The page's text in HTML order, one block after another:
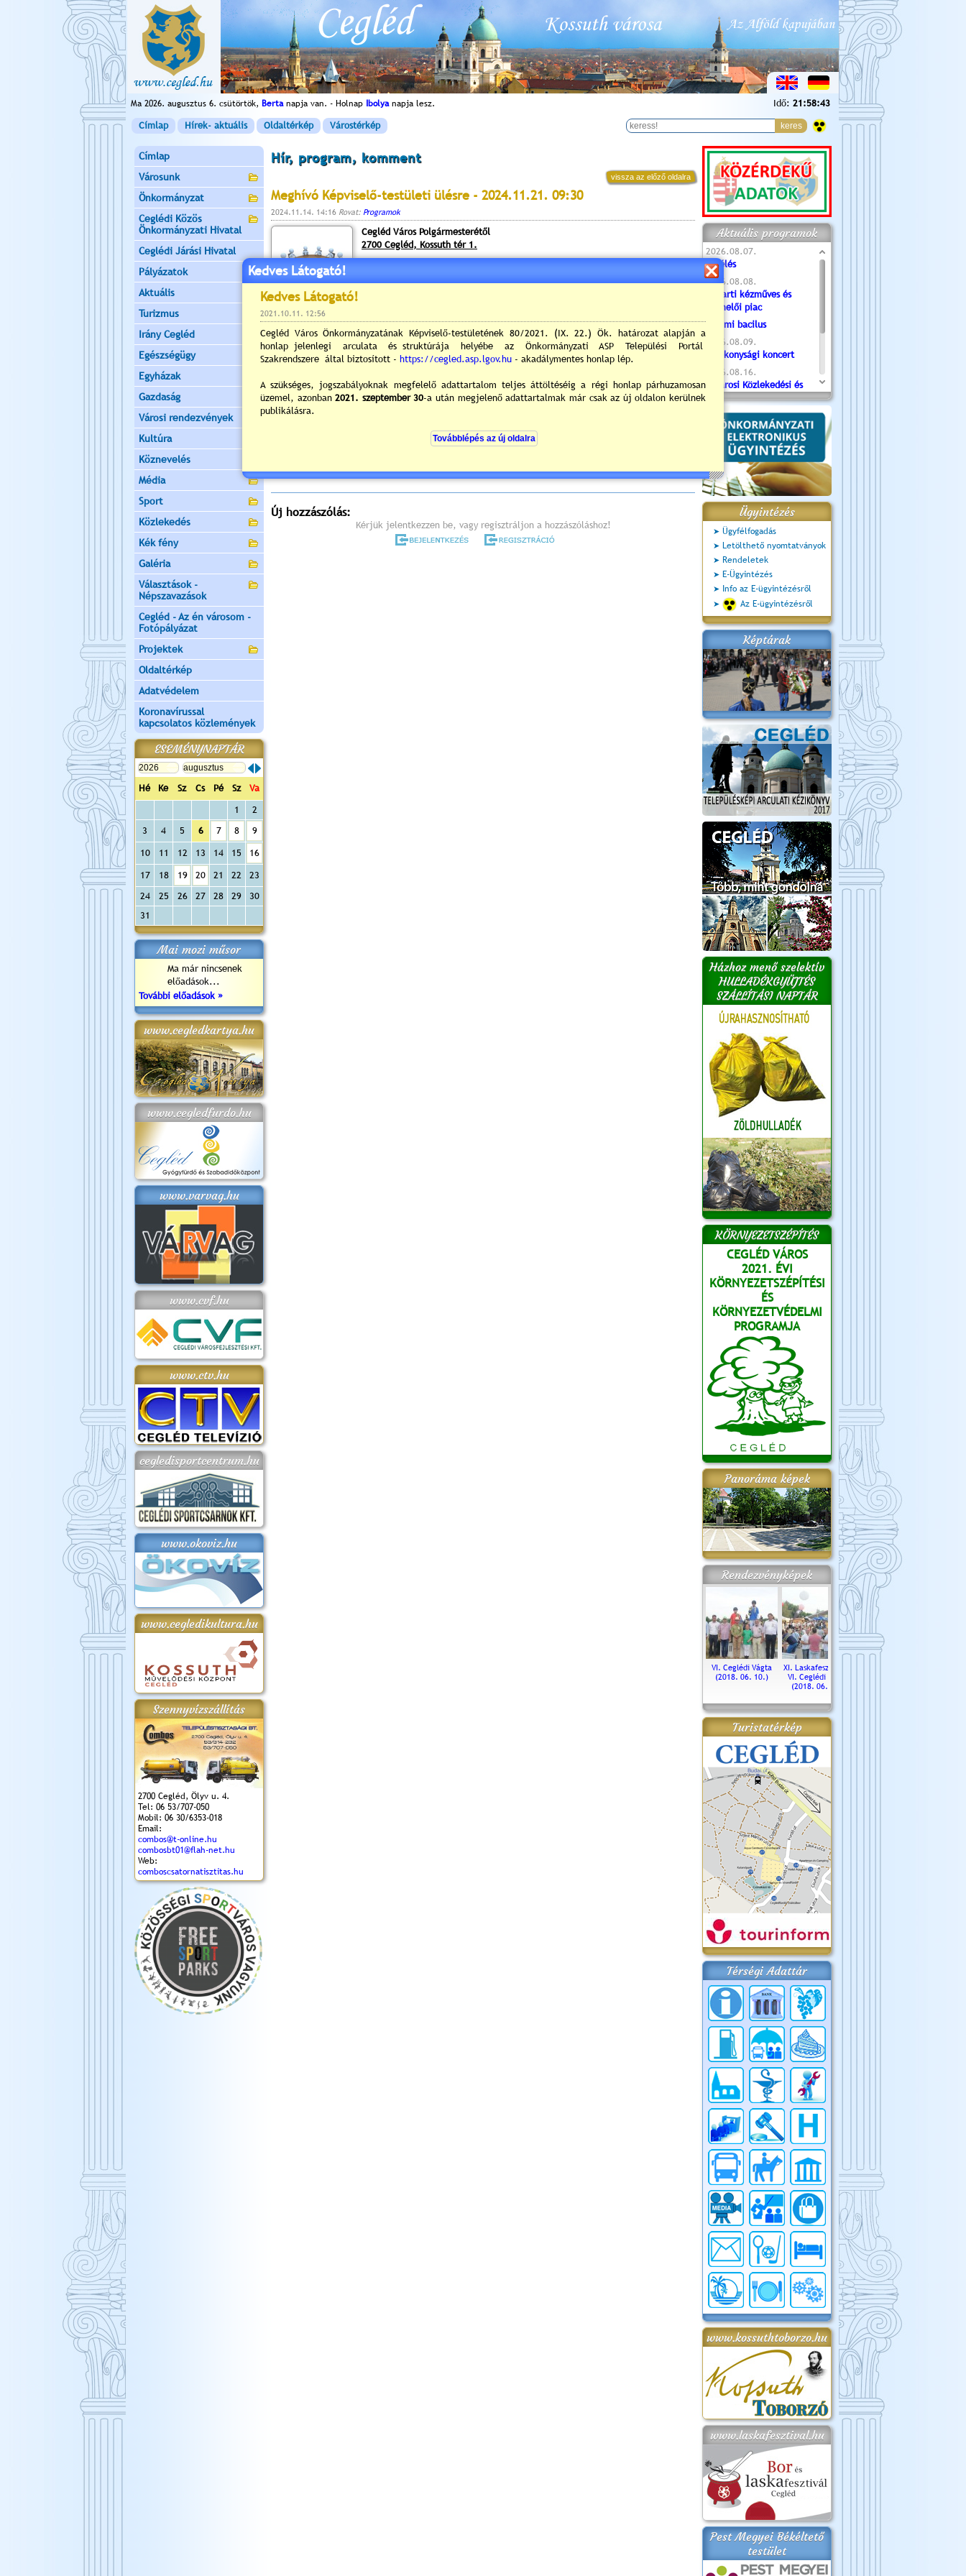
Ma 2026. augusztus 6. csütörtök, Bertanapja van. - Holnap Ibolyanapja lesz. Idő: 21:58:43
Címlap Hírek- aktuális Oldaltérkép Várostérkép
Címlap
Városunk
Önkormányzat
Ceglédi Közös
Önkormányzati Hivatal
Ceglédi Járási Hivatal
Pályázatok
Aktuális
Turizmus
Irány Cegléd
Egészségügy
Egyházak
Gazdaság
Városi rendezvények
Kultúra
Köznevelés
Média
Sport
Közlekedés
Kék fény
Galéria
Választások -
Népszavazások
Cegléd - Az én városom -
Fotópályázat
Projektek
Oldaltérkép
Adatvédelem
Koronavírussal
kapcsolatos közlemények
ESEMÉNYNAPTÁR
Hé Ke Sz Cs Pé Sz
Va
1
2
3
4 5 6 7 8 9
10 11 12 13 14 15 16
17 18 19 20 21 22
23
24
25 26 27 28 29
30
31
Mai mozi műsor
Ma már nincsenek
előadások...
További előadások »
www.cegledkartya.hu
www.cegledfurdo.hu
www.varvag.hu
www.cvf.hu
www.ctv.hu
cegledisportcentrum.hu
www.okoviz.hu
www.cegledikultura.hu
Szennyvízszállítás
2700 Cegléd, Ölyv u. 4.
Tel: 06 53/707-050
Mobil: 06 30/6353-018
Email:
combos@t-online.hu
combosbt01@flah-net.hu
Web:
comboscsatornatisztitas.hu
Hír, program, komment
vissza az előző oldalra
Meghívó Képviselő-testületi ülésre - 2024.11.21. 09:30
2024.11.14. 14:16 Rovat: Programok
Cegléd Város Polgármesterétől
2700 Cegléd, Kossuth tér 1.
30
Helyszín: Városháza Díszterme
2700 Cegléd, Kossuth tér. 1.
Dr. Csáky András
Napirend (részletes meghívó) »
Nyilvános elóterjesztések és tájékoztatók »
Új hozzászólás:
Kérjük jelentkezzen be, vagy regisztráljon a hozzászóláshoz!
Aktuális programok
2026.08.07.
Túlélés
2026.08.08.
Tóparti kézműves és
termelői piac
Valami bacilus
2026.08.09.
Jótékonysági koncert
2026.08.16.
Újvárosi Közlekedési és
Sportnap
2026.08.19.
Ceglédi fotóklub kiállítás
2026.08.20.
Szent István Ünnepe
Ügyintézés
Ügyfélfogadás
Letölthető nyomtatványok
Rendeletek
E-Ügyintézés
Info az E-ügyintézésről
Az E-ügyintézésről
Képtárak
Házhoz menő szelektív
HULLADÉKGYŰJTÉS
SZÁLLÍTÁSI NAPTÁR
KÖRNYEZETSZÉPÍTÉS
CEGLÉD VÁROS
2021. ÉVI
KÖRNYEZETSZÉPÍTÉSI
ÉS
KÖRNYEZETVÉDELMI
PROGRAMJA
Panoráma képek
Rendezvényképek
VI. Ceglédi Vágta
(2018. 06. 10.)
XI. Laskafesztivál és
VI. Ceglédi Vágta
(2018. 06. 10.)
Városnapok 2018.
Kossuth Toborzó
Ünnepély
Szent István Ünnepe
(2017. 08. 20.)
Turistatérkép
Térségi Adattár
www.kossuthtoborzo.hu
www.laskafesztival.hu
Pest Megyei Békéltető
testület
Kedves Látogató!